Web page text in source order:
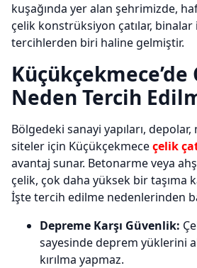
kuşağında yer alan şehrimizde,
çelik konstrüksiyon çatılar,
tercihlerden biri haline gelmiştir.
Küçükçekmece’de
Neden Tercih
Bölgedeki sanayi yapıları,
siteler için Küçükçekmeceçelik
avantaj sunar. Betonarme veya
çelik, çok daha yüksek bir taşıma
İşte tercih edilme nedenlerinden
Depreme Karşı Güvenlik:
sayesinde deprem yüklerini
kırılma yapmaz.